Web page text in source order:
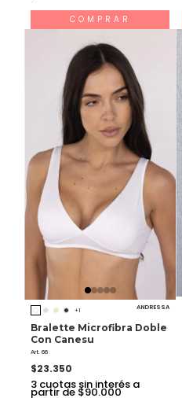
COMPRAR
+1 ANDRESSA
Bralette Microfibra Doble
Con Canesu
Art. 66
$23.350
3 cuotas sin interés a
partir de $90.000